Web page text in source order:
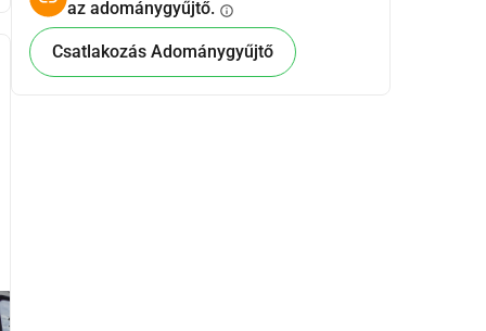
az adománygyűjtő. info
Csatlakozás Adománygyűjtő